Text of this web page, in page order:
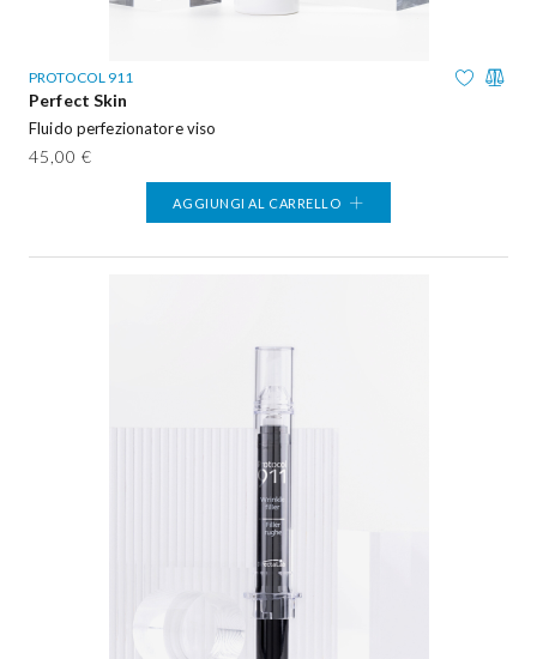
PROTOCOL 911
Perfect Skin
Fluido perfezionatore viso
45,00 €
AGGIUNGI AL CARRELLO